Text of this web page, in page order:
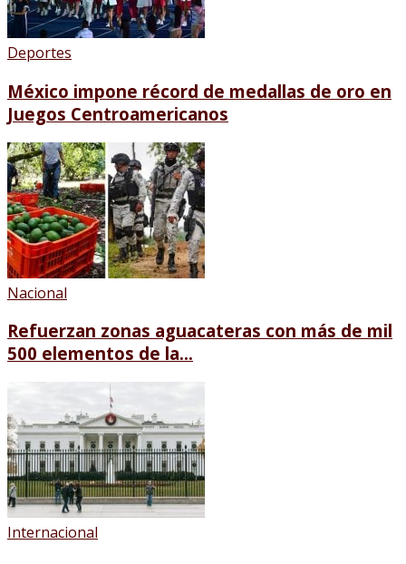
Deportes
México impone récord de medallas de oro en
Juegos Centroamericanos
Nacional
Refuerzan zonas aguacateras con más de mil
500 elementos de la...
Internacional